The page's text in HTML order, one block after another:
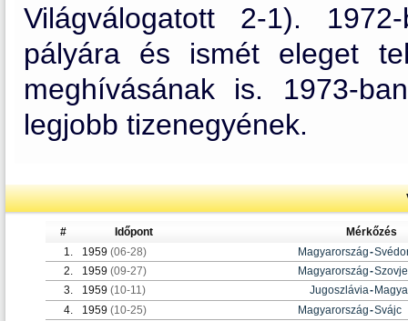
Világválogatott 2-1).
pályára és ismét eleget
meghívásának is. 1973-
legjobb tizenegyének.
# Időpont
Mérkőzés
1.
1959 (06-28) Magyarország-
2.
1959 (09-27) Magyarország-
3.
1959 (10-11) Jugoszlávia-
4.
1959 (10-25) Magyarország-Svájc